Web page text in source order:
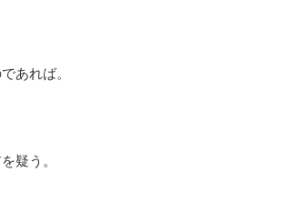
あれば。
疑う。